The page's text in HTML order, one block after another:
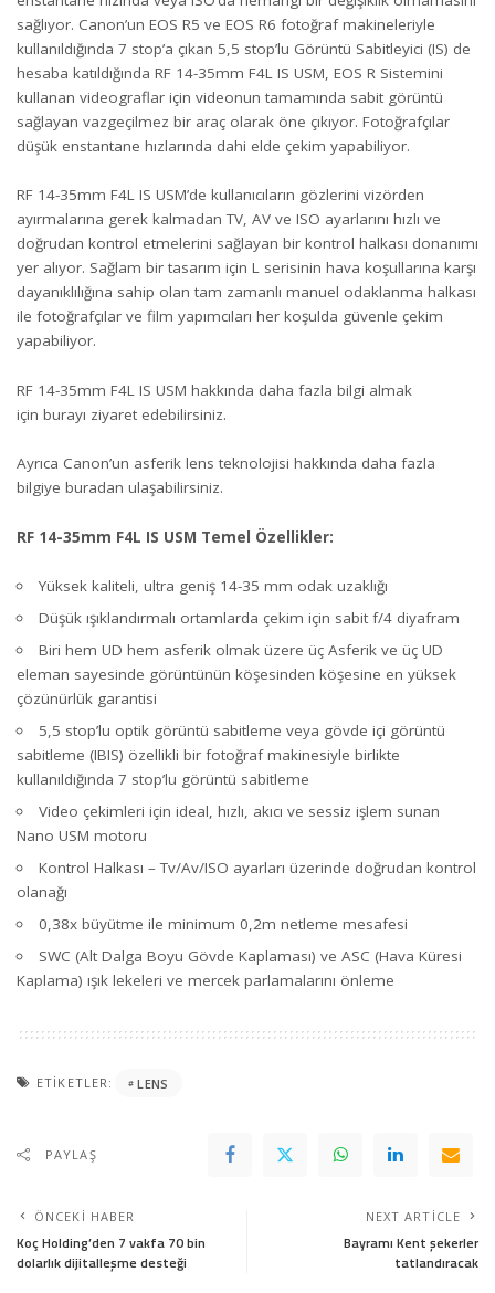
sağlıyor. Canon’un EOS R5 ve EOS R6 fotoğraf makineleriyle
kullanıldığında 7 stop’a çıkan 5,5 stop’lu Görüntü Sabitleyici (IS) de
hesaba katıldığında RF 14-35mm F4L IS USM, EOS R Sistemini
kullanan videograflar için videonun tamamında sabit görüntü
sağlayan vazgeçilmez bir araç olarak öne çıkıyor. Fotoğrafçılar
düşük enstantane hızlarında dahi elde çekim yapabiliyor.
RF 14-35mm F4L IS USM’de kullanıcıların gözlerini vizörden
ayırmalarına gerek kalmadan TV, AV ve ISO ayarlarını hızlı ve
doğrudan kontrol etmelerini sağlayan bir kontrol halkası donanımı
yer alıyor. Sağlam bir tasarım için L serisinin hava koşullarına karşı
dayanıklılığına sahip olan tam zamanlı manuel odaklanma halkası
ile fotoğrafçılar ve film yapımcıları her koşulda güvenle çekim
yapabiliyor.
RF 14-35mm F4L IS USM hakkında daha fazla bilgi almak
için burayı ziyaret edebilirsiniz.
Ayrıca Canon’un asferik lens teknolojisi hakkında daha fazla
bilgiye buradan ulaşabilirsiniz.
RF 14-35mm F4L IS USM Temel Özellikler:
Yüksek kaliteli, ultra geniş 14-35 mm odak uzaklığı
Düşük ışıklandırmalı ortamlarda çekim için sabit f/4 diyafram
Biri hem UD hem asferik olmak üzere üç Asferik ve üç UD
eleman sayesinde görüntünün köşesinden köşesine en yüksek
çözünürlük garantisi
5,5 stop’lu optik görüntü sabitleme veya gövde içi görüntü
sabitleme (IBIS) özellikli bir fotoğraf makinesiyle birlikte
kullanıldığında 7 stop’lu görüntü sabitleme
Video çekimleri için ideal, hızlı, akıcı ve sessiz işlem sunan
Nano USM motoru
Kontrol Halkası – Tv/Av/ISO ayarları üzerinde doğrudan kontrol
olanağı
0,38x büyütme ile minimum 0,2m netleme mesafesi
SWC (Alt Dalga Boyu Gövde Kaplaması) ve ASC (Hava Küresi
Kaplama) ışık lekeleri ve mercek parlamalarını önleme
ETIKETLER: LENS
PAYLAŞ
ÖNCEKI HABER
Koç Holding’den 7 vakfa 70 bin
dolarlık dijitalleşme desteği
NEXT ARTICLE
Bayramı Kent şekerler
tatlandıracak